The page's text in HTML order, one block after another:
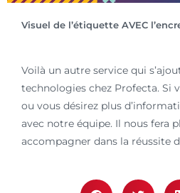
Visuel de l’étiquette AVEC
Voilà un autre service qui
technologies chez Profecta. Si
ou vous désirez plus
avec notre équipe. Il nous fera
accompagner dans la réussite